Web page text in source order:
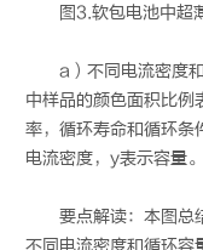
图3.软包电池中超
a）不同电流密度
中样品的颜色面积比例
率，循环寿命和循环
电流密度，y表示容量。
要点解读：本图总
不同电流密度和循环容